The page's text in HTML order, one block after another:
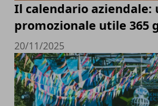
Il calendario aziendale:
promozionale utile 365
20/11/2025